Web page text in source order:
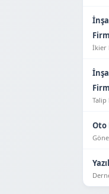
İkier
Talip
Oto